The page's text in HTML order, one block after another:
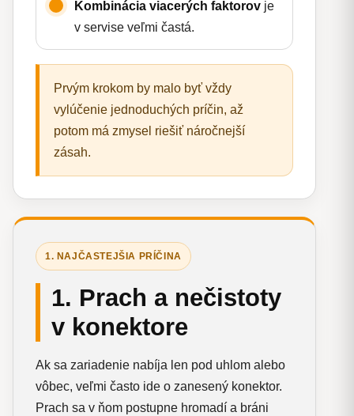
Kombinácia viacerých faktorov je
v servise veľmi častá.
Prvým krokom by malo byť vždy
vylúčenie jednoduchých príčin, až
potom má zmysel riešiť náročnejší
zásah.
1. NAJČASTEJŠIA PRÍČINA
1. Prach a nečistoty
v konektore
Ak sa zariadenie nabíja len pod uhlom alebo
vôbec, veľmi často ide o zanesený konektor.
Prach sa v ňom postupne hromadí a bráni